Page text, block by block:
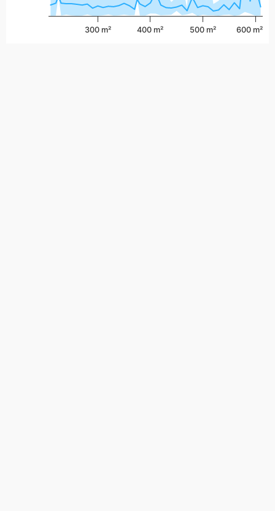
300 m² 400 m² 500 m² 600 m²